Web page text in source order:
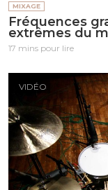
MIXAGE
Fréquences
extrêmes du
17 mins pour lire
VIDÉO